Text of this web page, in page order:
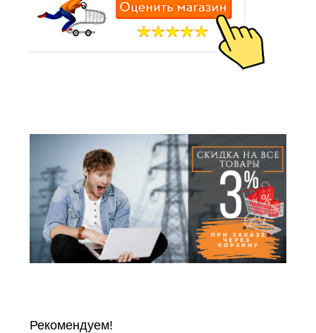
Рекомендуем!